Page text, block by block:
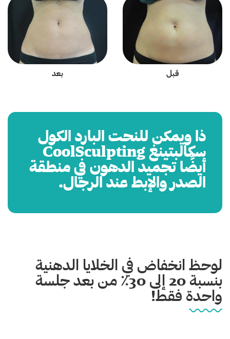
قبل بعد
ذا ويمكن للنحت البارد الكول
سكالبتينغ CoolSculpting
أيضًا تجميد الدهون في منطقة
الصدر والإبط عند الرجال.
لوحظ انخفاض في الخلايا الدهنية
بنسبة 20 إلى 30٪ من بعد جلسة
واحدة فقط!